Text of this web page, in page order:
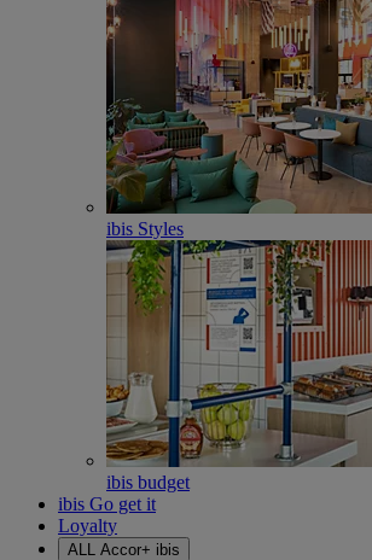
ibis Styles
ibis budget
ibis Go get it
Loyalty
ALL Accor+ ibis